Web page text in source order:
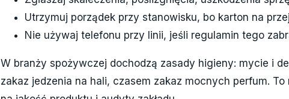
Utrzymuj porządek przy stanowisku, bo karton na
Nie używaj telefonu przy linii, jeśli regulamin tego
W branży spożywczej dochodzą zasady higieny: mycie i
zakaz jedzenia na hali, czasem zakaz mocnych perfum.